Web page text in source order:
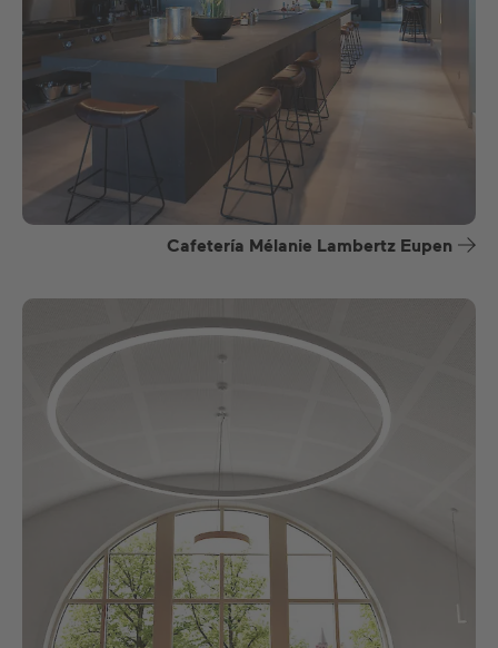
Cafetería Mélanie Lambertz Eupen